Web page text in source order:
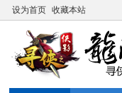
设为首页 收藏本站